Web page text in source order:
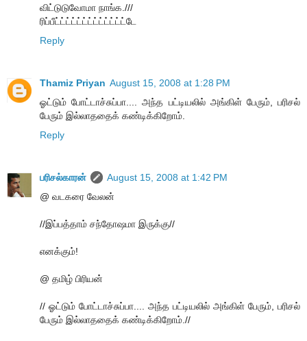
விட்டுடுவோமா நாங்க.///
ரிப்பீட்ட்ட்ட்ட்ட்ட்ட்ட்ட்ட்ட்ட்டே
Reply
Thamiz Priyan August 15, 2008 at 1:28 PM
ஓட்டும் போட்டாச்சுப்பா.... அந்த பட்டியலில் அங்கிள் பேரும், பரிசல்
பேரும் இல்லாததைக் கண்டிக்கிறோம்.
Reply
பரிசல்காரன்
August 15, 2008 at 1:42 PM
@ வடகரை வேலன்
//இப்பத்தாம் சந்தோஷமா இருக்கு//
எனக்கும்!
@ தமிழ் பிரியன்
// ஓட்டும் போட்டாச்சுப்பா.... அந்த பட்டியலில் அங்கிள் பேரும், பரிசல்
பேரும் இல்லாததைக் கண்டிக்கிறோம்.//